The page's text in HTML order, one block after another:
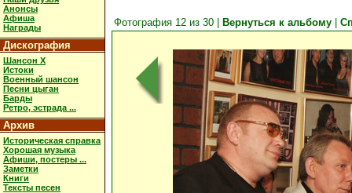
Анонсы
Афиша
Награды
Дискография
Шансон X
Истоки
Военный шансон
Песни цыган
Барды
Ретро, эстрада ...
Архив
Историческая справка
Хорошая музыка
Афиши, постеры ...
Заметки
Книги
Тексты песен
Фотография 12 из 30 | Вернуться к альбому